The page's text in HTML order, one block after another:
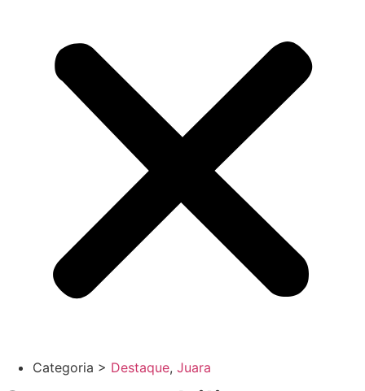
Categoria > Destaque, Juara